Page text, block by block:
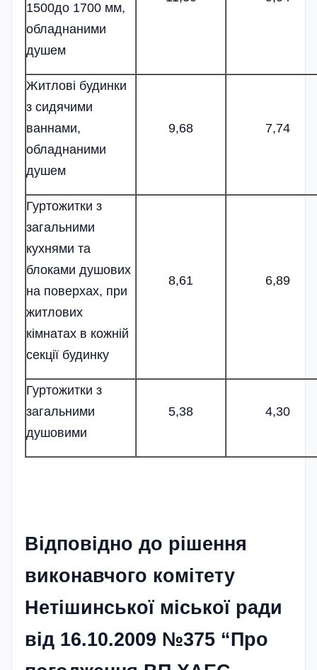
1500до 1700 мм,
обладнаними
душем
Житлові будинки
з сидячими
ваннами,
обладнаними
душем
9,68 7,74
Гуртожитки з
загальними
кухнями та
блоками душових
на поверхах, при
житлових
кімнатах в кожній
секції будинку
8,61 6,89
Гуртожитки з
загальними
душовими
5,38 4,30
Відповідно до рішення
виконавчого комітету
Нетішинської міської ради
від 16.10.2009 №375 “Про